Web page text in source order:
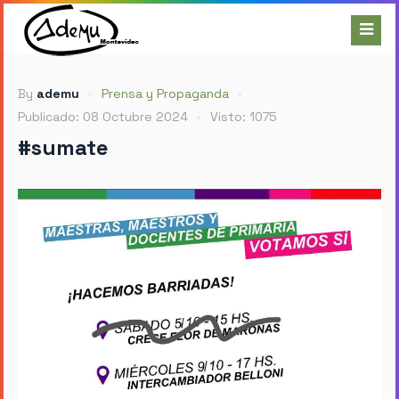
By ademu
Prensa y Propaganda
Publicado: 08 Octubre 2024
Visto: 1075
#sumate